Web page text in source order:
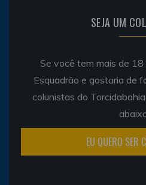
SEJA UM
Se você tem mais de
Esquadrão e gostaria de
colunistas do
EU QUERO SER